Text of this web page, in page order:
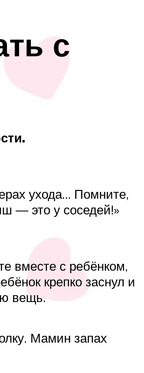
с
ухода… Помните,
— это у соседей!»
вместе с ребёнком,
крепко заснул и
вещь.
Мамин запах